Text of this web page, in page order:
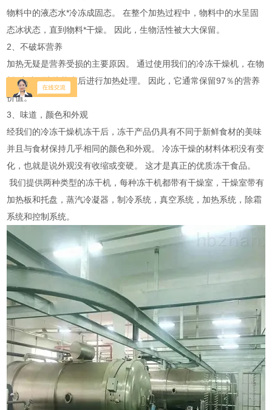
物料中的液态水*冷冻成固态。 在整个加热过程中，物料中的水呈固
态冰状态，直到物料*干燥。 因此，生物活性被大大保留。
2、不破坏营养
加热无疑是营养受损的主要原因。 通过使用我们的冷冻干燥机，在物
料*冻结到冰块状态后进行加热处理。 因此，它通常保留97％的营养
价值。
3、味道，颜色和外观
经我们的冷冻干燥机冻干后，冻干产品仍具有不同于新鲜食材的美味
并且与食材保持几乎相同的颜色和外观。 冷冻干燥的材料体积没有变
化，也就是说外观没有收缩或变硬。 这才是真正的优质冻干食品。
我们提供两种类型的冻干机，每种冻干机都带有干燥室，干燥室带有
加热板和托盘，蒸汽冷凝器，制冷系统，真空系统，加热系统，除霜
系统和控制系统。